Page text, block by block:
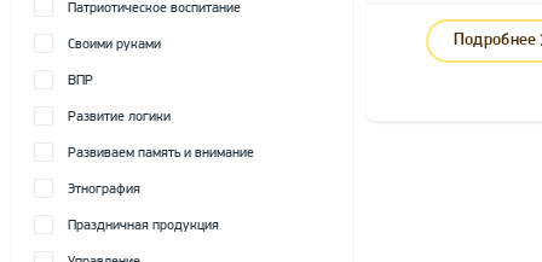
Патриотическое воспитание
Своими руками
ВПР
Развитие логики
Развиваем память и внимание
Этнография
Праздничная продукция
Подробнее